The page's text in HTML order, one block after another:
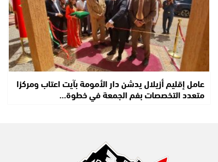
عامل إقليم أزيلال يدشن دار الأمومة بآيت اعتاب ومركزا
متعدد التخصصات بفم الجمعة في خطوة…